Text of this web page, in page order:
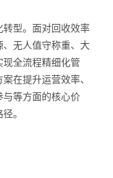
型。面对回收效率
无人值守称重、大
全流程精细化管
在提升运营效率、
等方面的核心价
。